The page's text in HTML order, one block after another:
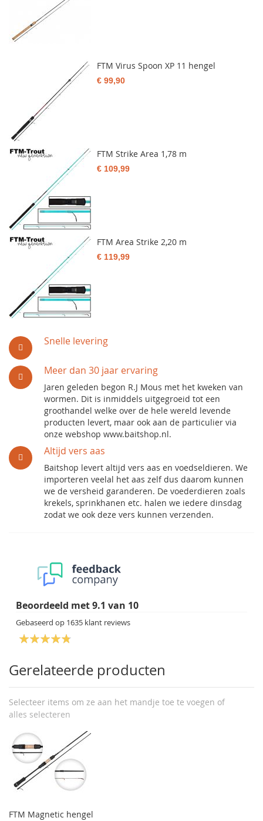
Snelle levering
Meer dan 30 jaar ervaring
Jaren geleden begon R.J Mous met het kweken van
wormen. Dit is inmiddels uitgegroeid tot een
groothandel welke over de hele wereld levende
producten levert, maar ook aan de particulier via
onze webshop www.baitshop.nl.
Altijd vers aas
Baitshop levert altijd vers aas en voedseldieren. We
importeren veelal het aas zelf dus daarom kunnen
we de versheid garanderen. De voederdieren zoals
krekels, sprinkhanen etc. halen we iedere dinsdag
zodat we ook deze vers kunnen verzenden.
Beoordeeld met9.1 van 10
Gebaseerd op 1635 klant reviews
Gerelateerde producten
Selecteer items om ze aan het mandje toe te voegen of
alles selecteren
FTM Magnetic hengel
FTM Virus Spoon XP 11 hengel
€ 99,90
FTM Strike Area 1,78 m
€ 109,99
FTM Area Strike 2,20 m
€ 119,99